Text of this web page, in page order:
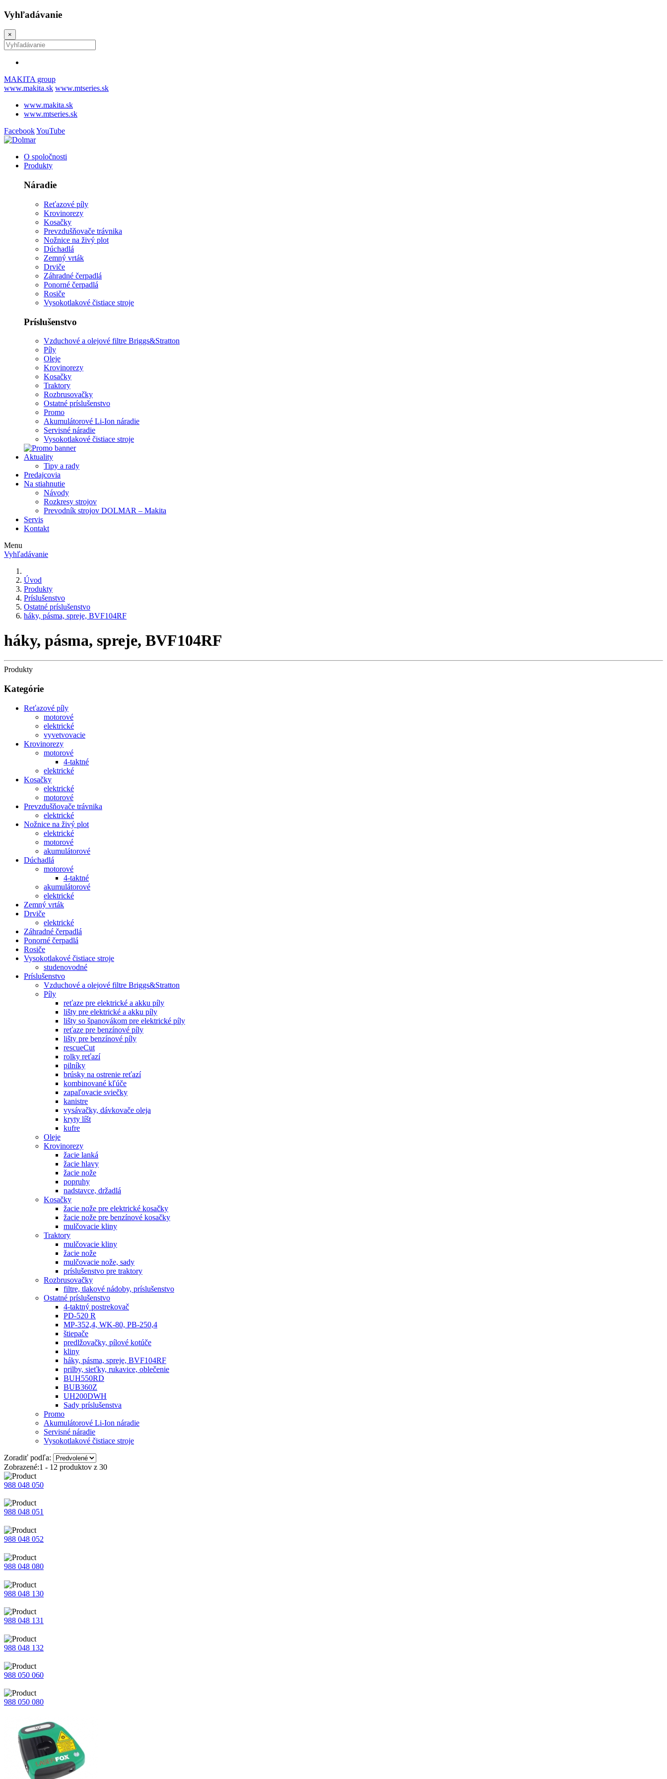
Vyhľadávanie
×
MAKITA group
www.makita.sk www.mtseries.sk
www.makita.sk
www.mtseries.sk
FacebookYouTube
O spoločnosti
Produkty
Náradie
Reťazové píly
Krovinorezy
Kosačky
Prevzdušňovače trávnika
Nožnice na živý plot
Dúchadlá
Zemný vrták
Drviče
Záhradné čerpadlá
Ponorné čerpadlá
Rosiče
Vysokotlakové čistiace stroje
Príslušenstvo
Vzduchové a olejové filtre Briggs&Stratton
Píly
Oleje
Krovinorezy
Kosačky
Traktory
Rozbrusovačky
Ostatné príslušenstvo
Promo
Akumulátorové Li-Ion náradie
Servisné náradie
Vysokotlakové čistiace stroje
Aktuality
Tipy a rady
Predajcovia
Na stiahnutie
Návody
Rozkresy strojov
Prevodník strojov DOLMAR – Makita
Servis
Kontakt
Menu
Vyhľadávanie
Úvod
Produkty
Príslušenstvo
Ostatné príslušenstvo
háky, pásma, spreje, BVF104RF
háky, pásma, spreje, BVF104RF
Produkty
Kategórie
Reťazové píly
motorové
elektrické
vyvetvovacie
Krovinorezy
motorové
4-taktné
elektrické
Kosačky
elektrické
motorové
Prevzdušňovače trávnika
elektrické
Nožnice na živý plot
elektrické
motorové
akumulátorové
Dúchadlá
motorové
4-taktné
akumulátorové
elektrické
Zemný vrták
Drviče
elektrické
Záhradné čerpadlá
Ponorné čerpadlá
Rosiče
Vysokotlakové čistiace stroje
studenovodné
Príslušenstvo
Vzduchové a olejové filtre Briggs&Stratton
Píly
reťaze pre elektrické a akku píly
lišty pre elektrické a akku píly
lišty so španovákom pre elektrické píly
reťaze pre benzínové píly
lišty pre benzínové píly
rescueCut
rolky reťazí
pilníky
brúsky na ostrenie reťazí
kombinované kľúče
zapaľovacie sviečky
kanistre
vysávačky, dávkovače oleja
kryty líšt
kufre
Oleje
Krovinorezy
žacie lanká
žacie hlavy
žacie nože
popruhy
nadstavce, držadlá
Kosačky
žacie nože pre elektrické kosačky
žacie nože pre benzínové kosačky
mulčovacie kliny
Traktory
mulčovacie kliny
žacie nože
mulčovacie nože, sady
príslušenstvo pre traktory
Rozbrusovačky
filtre, tlakové nádoby, príslušenstvo
Ostatné príslušenstvo
4-taktný postrekovač
PD-520 R
MP-352,4, WK-80, PB-250,4
štiepače
predlžovačky, pílové kotúče
kliny
háky, pásma, spreje, BVF104RF
prilby, sieťky, rukavice, oblečenie
BUH550RD
BUB360Z
UH200DWH
Sady príslušenstva
Promo
Akumulátorové Li-Ion náradie
Servisné náradie
Vysokotlakové čistiace stroje
Zoradiť podľa:
Zobrazené:1 - 12 produktov z 30
988 048 050
988 048 051
988 048 052
988 048 080
988 048 130
988 048 131
988 048 132
988 050 060
988 050 080